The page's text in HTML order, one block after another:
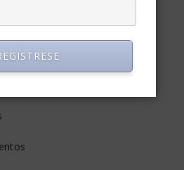
Empleo y RRHH